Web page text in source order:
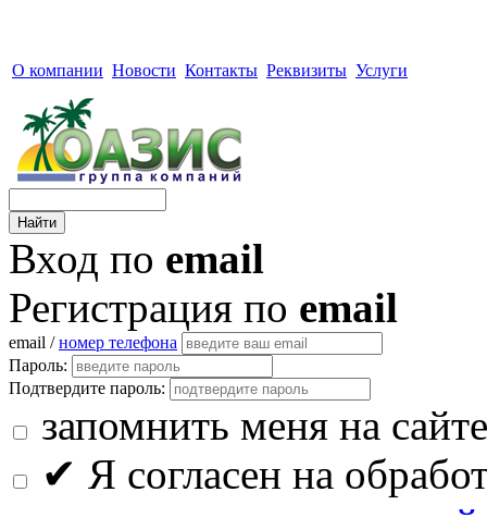
О компании Новости Контакты Реквизиты Услуги
Вход по email
Регистрация по email
email /номер телефона
Пароль:
Подтвердите пароль:
запомнить меня на сайте
✔ Я согласен на